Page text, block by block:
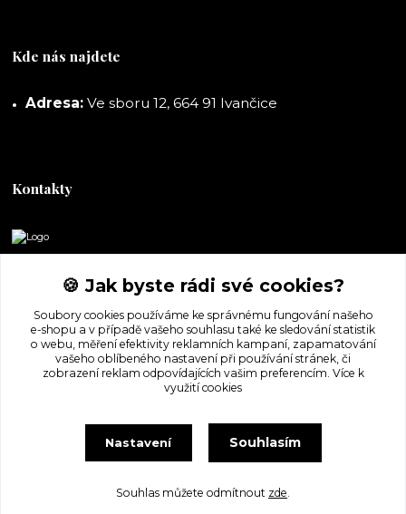
Kde nás najdete
Adresa: Ve sboru 12, 664 91 Ivančice
Kontakty
+420 777 247 722
(Po-Pá, 8-16 hod.)
dorashopp@seznam.cz
Vytvořeno na Eshop-rychle.cz
🍪 Jak byste rádi své cookies?
Soubory cookies používáme ke správnému fungování našeho
e-shopu a v případě vašeho souhlasu také ke sledování statistik
o webu, měření efektivity reklamních kampaní, zapamatování
vašeho oblíbeného nastavení při používání stránek, či
zobrazení reklam odpovídajících vašim preferencím. Více k
využití cookies
Nastavení Souhlasím
Souhlas můžete odmítnout zde